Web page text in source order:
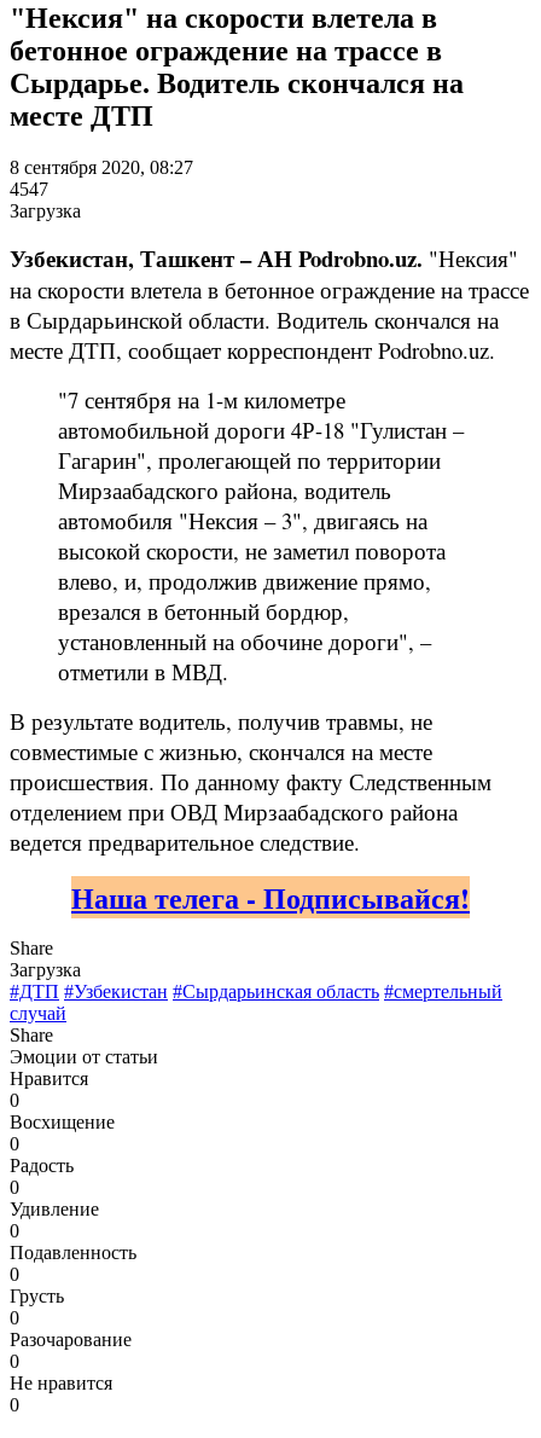
"Нексия" на скорости влетела в
бетонное ограждение на трассе в
Сырдарье. Водитель скончался на
месте ДТП
8 сентября 2020, 08:27
4547
Загрузка
Узбекистан, Ташкент – АН Podrobno.uz. "Нексия"
на скорости влетела в бетонное ограждение на трассе
в Сырдарьинской области. Водитель скончался на
месте ДТП, сообщает корреспондент Podrobno.uz.
"7 сентября на 1-м километре
автомобильной дороги 4Р-18 "Гулистан –
Гагарин", пролегающей по территории
Мирзаабадского района, водитель
автомобиля "Нексия – 3", двигаясь на
высокой скорости, не заметил поворота
влево, и, продолжив движение прямо,
врезался в бетонный бордюр,
установленный на обочине дороги", –
отметили в МВД.
В результате водитель, получив травмы, не
совместимые с жизнью, скончался на месте
происшествия. По данному факту Следственным
отделением при ОВД Мирзаабадского района
ведется предварительное следствие.
Наша телега - Подписывайся!
Share
Загрузка
#ДТП #Узбекистан #Сырдарьинская область #смертельный
случай
Share
Эмоции от статьи
Нравится
0
Восхищение
0
Радость
0
Удивление
0
Подавленность
0
Грусть
0
Разочарование
0
Не нравится
0